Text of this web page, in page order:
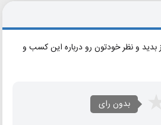
بدید و نظر خودتون رو درباره این کسب و
بدون رای